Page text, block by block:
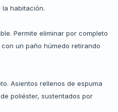
la habitación.
Permite eliminar por completo
un paño húmedo retirando
Asientos rellenos de espuma
poliéster, sustentados por